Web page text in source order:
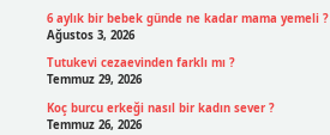
6 aylık bir bebek günde ne kadar mama yemeli ?
Ağustos 3, 2026
Tutukevi cezaevinden farklı mı ?
Temmuz 29, 2026
Koç burcu erkeği nasıl bir kadın sever ?
Temmuz 26, 2026